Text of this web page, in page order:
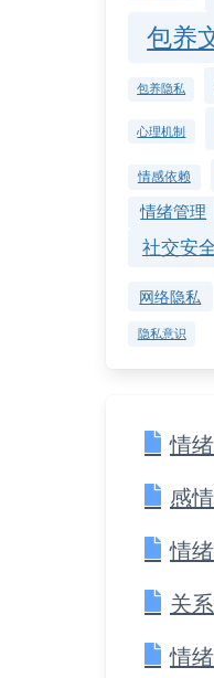
包养
包养隐私
心理机制
情感依赖
情绪管理
社交安
网络隐私
隐私意识
情
感
情
关
情